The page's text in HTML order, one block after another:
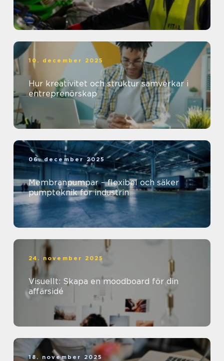
10. december 2025
Hur kreativitet och struktur samverkar i
entreprenörskap
06. december 2025
Membranpumpar – flexibel och säker
pumpteknik för industrin
24. november 2025
Visuellt: Skapa en moodboard för din
affärsidé
18. november 2025